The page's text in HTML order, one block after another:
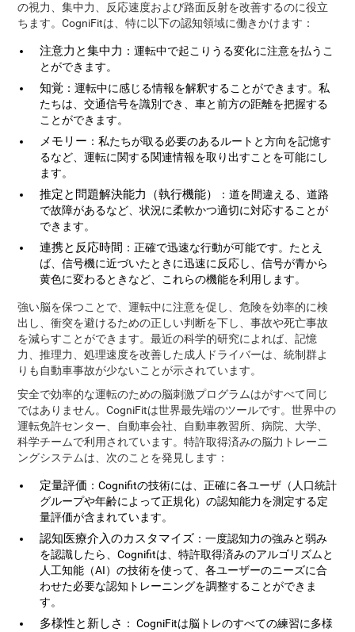
の視力、集中力、反応速度および路面反射を改善するのに役立
ちます。CogniFitは、特に以下の認知領域に働きかけます：
注意力と集中力 ：運転中で起こりうる変化に注意を払うこ
とができます。
知覚 ：運転中に感じる情報を解釈することができます。私
たちは、交通信号を識別でき、車と前方の距離を把握する
ことができます。
メモリー ：私たちが取る必要のあるルートと方向を記憶す
るなど、運転に関する関連情報を取り出すことを可能にし
ます。
推定と問題解決能力（執行機能）
：道を間違える、道路
で故障があるなど、状況に柔軟かつ適切に対応することが
できます。
連携と反応時間 ：正確で迅速な行動が可能です。たとえ
ば、信号機に近づいたときに迅速に反応し、信号が青から
黄色に変わるときなど、これらの機能を利用します。
強い脳を保つことで、運転中に注意を促し、危険を効率的に検
出し、衝突を避けるための正しい判断を下し、事故や死亡事故
を減らすことができます。最近の科学的研究によれば、記憶
力、推理力、処理速度を改善した成人ドライバーは、統制群よ
りも自動車事故が少ないことが示されています。
安全で効率的な運転のための脳刺激プログラムはがすべて同じ
ではありません。CogniFitは世界最先端のツールです。世界中の
運転免許センター、自動車会社、自動車教習所、病院、大学、
科学チームで利用されています。特許取得済みの脳力トレーニ
ングシステムは、次のことを発見します：
定量評価 ：Cognifitの技術には、正確に各ユーザ（人口統計
グループや年齢によって正規化）の認知能力を測定する定
量評価が含まれています。
認知医療介入のカスタマイズ ：一度認知力の強みと弱み
を認識したら、Cognifitは、特許取得済みのアルゴリズムと
人工知能（AI）の技術を使って、各ユーザーのニーズに合
わせた必要な認知トレーニングを調整することができま
す。
多様性と新しさ ： CogniFitは脳トレのすべての練習に多様